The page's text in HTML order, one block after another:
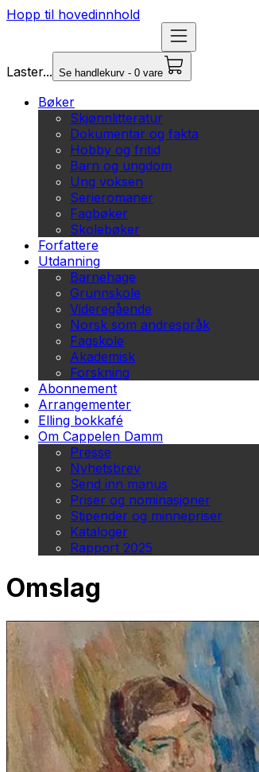
Hopp til hovedinnhold
Laster... Se handlekurv - 0 vare
Bøker
Skjønnlitteratur
Dokumentar og fakta
Hobby og fritid
Barn og ungdom
Ung voksen
Serieromaner
Fagbøker
Skolebøker
Forfattere
Utdanning
Barnehage
Grunnskole
Videregående
Norsk som andrespråk
Fagskole
Akademisk
Forskning
Abonnement
Arrangementer
Elling bokkafé
Om Cappelen Damm
Presse
Nyhetsbrev
Send inn manus
Priser og nominasjoner
Stipender og minnepriser
Kataloger
Rapport 2025
Omslag